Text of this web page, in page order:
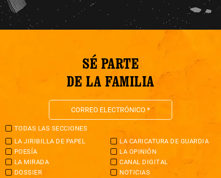
SÉ PARTE
DE LA FAMILIA
TODAS LAS SECCIONES
LA JIRIBILLA DE PAPEL
LA CARICATURA DE GUARDIA
POESÍA
LA OPINIÓN
LA MIRADA
CANAL DIGITAL
DOSSIER
NOTICIAS